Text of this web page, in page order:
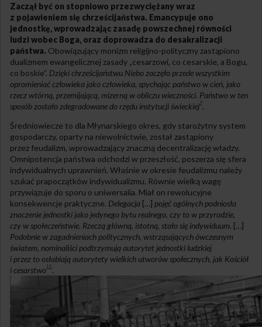
Zaczął być on stopniowo przezwyciężany wraz
z pojawieniem się chrześcijaństwa. Emancypuje ono
jednostkę, wprowadzając zasadę powszechnej równości
ludzi wobec Boga, oraz doprowadza do desakralizacji
państwa. Obowiązujący monizm religijno-polityczny zastąpiono
dualizmem ewangelicznej zasady „cesarzowi, co cesarskie, a Bogu,
co boskie”. Dzięki chrześcijaństwu Niebo zaczęło przede wszystkim
opromieniać człowieka jako człowieka, spychając państwo w cień, jako
rzecz wtórną, przemijającą, mizerną w obliczu wieczności. Państwo w ten
sposób zostało zdegradowane do rzędu instytucji świeckiej 9 .
Średniowiecze to dla Młynarskiego okres, gdy starożytny system
gospodarczy, oparty na niewolnictwie, został zastąpiony
przez feudalizm, wprowadzający znaczną decentralizację władzy.
Omnipotencja państwa odchodzi w przeszłość, poszerza się sfera
indywidualnych uprawnień. Właśnie w okresie feudalizmu należy
szukać prapoczątków indywidualizmu. Równie wielką wagę
przywiązuje do sporu o uniwersalia. Miał on rewolucyjne
konsekwencje praktyczne. Delegacja […] pojęć ogólnych podniosła
znaczenie jednostki jako jedynego bytu realnego, czy to w przyrodzie,
czy w społeczeństwie. Rzeczą główną, istotną, stało się indywiduum. […]
Podobnie w zagadnieniach politycznych, wstrząsających ówczesnym
światem, nominaliści podtrzymują autorytet jednostki ludzkiej
i przez to osłabiają autorytety wielkich utworów społecznych, jak Kościół
i cesarstwo10 .